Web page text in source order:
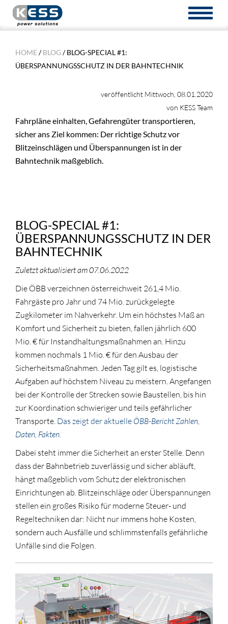
HOME/BLOG/ BLOG-SPECIAL #1:
ÜBERSPANNUNGSSCHUTZ IN DER BAHNTECHNIK
veröffentlicht Mittwoch, 08.01.2020
von KESS Team
Fahrpläne einhalten, Gefahrengüter transportieren,
sicher ans Ziel kommen: Der richtige Schutz vor
Blitzeinschlägen und Überspannungen ist in der
Bahntechnik maßgeblich.
BLOG-SPECIAL #1:
ÜBERSPANNUNGSSCHUTZ IN DER
BAHNTECHNIK
Zuletzt aktualisiert am 07.06.2022
Die ÖBB verzeichnen österreichweit 261,4 Mio.
Fahrgäste pro Jahr und 74 Mio. zurückgelegte
Zugkilometer im Nahverkehr. Um ein höchstes Maß an
Komfort und Sicherheit zu bieten, fallen jährlich 600
Mio. € für Instandhaltungsmaßnahmen an. Hinzu
kommen nochmals 1 Mio. € für den Ausbau der
Sicherheitsmaßnahmen. Jeden Tag gilt es, logistische
Aufgaben auf höchstem Niveau zu meistern. Angefangen
bei der Kontrolle der Strecken sowie Baustellen, bis hin
zur Koordination schwieriger und teils gefährlicher
Transporte. Das zeigt der aktuelle ÖBB-Bericht Zahlen,
Daten, Fakten.
Dabei steht immer die Sicherheit an erster Stelle. Denn
dass der Bahnbetrieb zuverlässig und sicher abläuft,
hängt maßgeblich vom Schutz der elektronischen
Einrichtungen ab. Blitzeinschläge oder Überspannungen
stellen ein großes Risiko für moderne Steuer- und
Regeltechniken dar: Nicht nur immens hohe Kosten,
sondern auch Ausfälle und schlimmstenfalls gefährliche
Unfälle sind die Folgen.